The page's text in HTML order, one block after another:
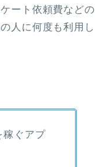
ート依頼費などの
人に何度も利用し
稼ぐアプ